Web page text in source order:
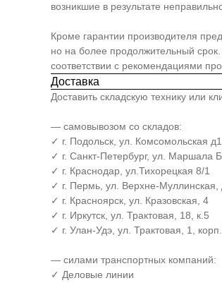
возникшие в результате
Кроме гарантии производителя
но на более продолжительный
соответствии с рекомендациями
Доставка
Доставить складскую технику или
— самовывозом со складов:
✓ г. Подольск, ул. Комсомольская
✓ г. Санкт-Петербург, ул. Маршала
✓ г. Краснодар, ул.Тихорецкая 8/1
✓ г. Пермь, ул. Верхне-Муллинская,
✓ г. Красноярск, ул. Кразовская, 4
✓ г. Иркутск, ул. Трактовая, 18, к.5
✓ г. Улан-Удэ, ул. Трактовая, 1,
— силами транспортных компаний:
✓ Деловые линии